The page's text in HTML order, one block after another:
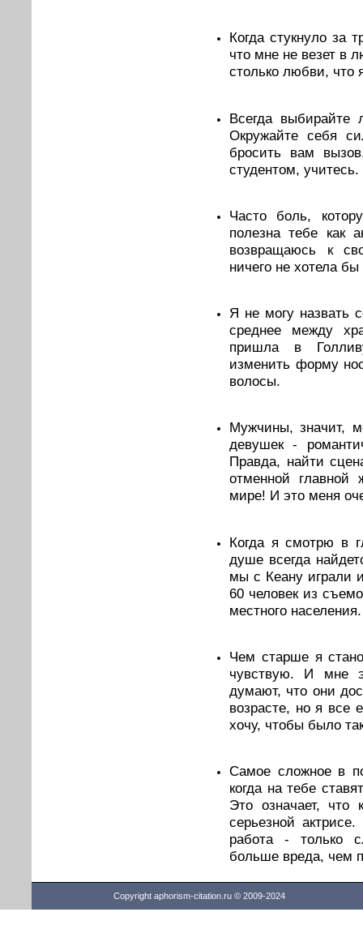
Когда стукнуло за
что мне не везет в
столько любви, что
Всегда
Окружайте себя
бросить вам
студентом, учитесь.
Часто боль,
полезна тебе как
возвращаюсь к
ничего не хотела
Я не могу назвать
среднее между
пришла в
изменить форму
волосы.
Мужчины, значит,
девушек -
Правда, найти
отменной
мире! И это меня
Когда я смотрю в
душе всегда
мы с Кеану играли
60 человек из
местного
Чем старше я
чувствую. И мне
думают, что они
возрасте, но я все
хочу, чтобы было
Самое сложное в
когда на тебе
Это означает, что
серьезной
работа - только
больше вреда, чем
Copyright aphorism-citation.ru © 2009-2024